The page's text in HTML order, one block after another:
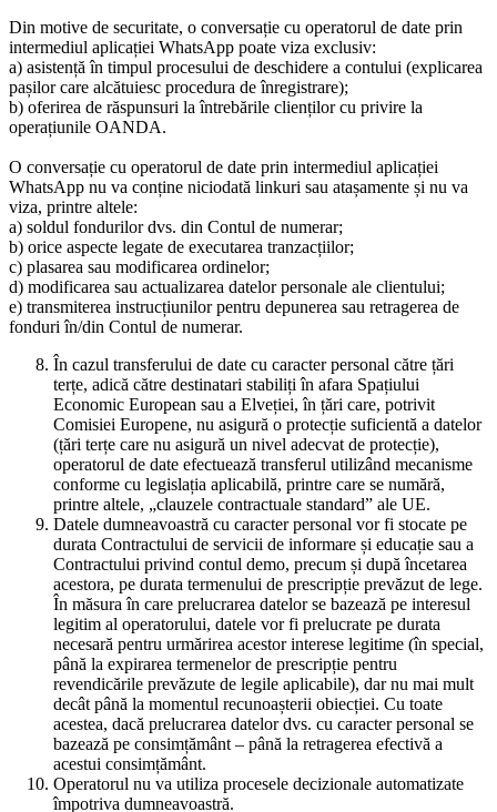
Din motive de securitate, o conversație cu operatorul de date prin
intermediul aplicației WhatsApp poate viza exclusiv:
a) asistență în timpul procesului de deschidere a contului (explicarea
pașilor care alcătuiesc procedura de înregistrare);
b) oferirea de răspunsuri la întrebările clienților cu privire la
operațiunile OANDA.
O conversație cu operatorul de date prin intermediul aplicației
WhatsApp nu va conține niciodată linkuri sau atașamente și nu va
viza, printre altele:
a) soldul fondurilor dvs. din Contul de numerar;
b) orice aspecte legate de executarea tranzacțiilor;
c) plasarea sau modificarea ordinelor;
d) modificarea sau actualizarea datelor personale ale clientului;
e) transmiterea instrucțiunilor pentru depunerea sau retragerea de
fonduri în/din Contul de numerar.
În cazul transferului de date cu caracter personal către țări
terțe, adică către destinatari stabiliți în afara Spațiului
Economic European sau a Elveției, în țări care, potrivit
Comisiei Europene, nu asigură o protecție suficientă a datelor
(țări terțe care nu asigură un nivel adecvat de protecție),
operatorul de date efectuează transferul utilizând mecanisme
conforme cu legislația aplicabilă, printre care se numără,
printre altele, „clauzele contractuale standard” ale UE.
Datele dumneavoastră cu caracter personal vor fi stocate pe
durata Contractului de servicii de informare și educație sau a
Contractului privind contul demo, precum și după încetarea
acestora, pe durata termenului de prescripție prevăzut de lege.
În măsura în care prelucrarea datelor se bazează pe interesul
legitim al operatorului, datele vor fi prelucrate pe durata
necesară pentru urmărirea acestor interese legitime (în special,
până la expirarea termenelor de prescripție pentru
revendicările prevăzute de legile aplicabile), dar nu mai mult
decât până la momentul recunoașterii obiecției. Cu toate
acestea, dacă prelucrarea datelor dvs. cu caracter personal se
bazează pe consimțământ – până la retragerea efectivă a
acestui consimțământ.
Operatorul nu va utiliza procesele decizionale automatizate
împotriva dumneavoastră.